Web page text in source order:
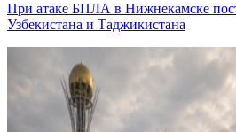
При атаке БПЛА в Нижнекамске
Узбекистана и Таджикистана